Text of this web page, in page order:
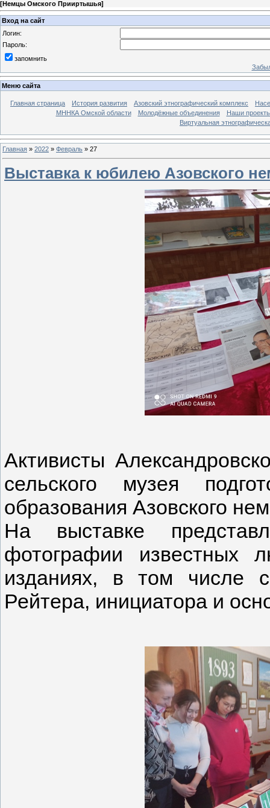
[Немцы Омского Прииртышья]
Вход на сайт
Логин:
Пароль:
запомнить
Меню сайта
Главная страница История развития Азовский этнографический комплекс
МННКА Омской области
Молодёжные объединения
Наши
Виртуальная
Главная » 2022 » Февраль » 27
Выставка к юбилею Азовского
Активисты
сельского музея
образования Азовского
На выставке
фотографии известных
изданиях, в том числе
Рейтера, инициатора и